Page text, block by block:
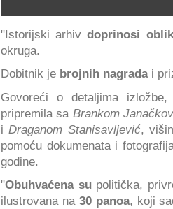
"Istorijski arhivdoprinosi
okruga.
Dobitnik je brojnih nagradai
Govoreći o detaljima izložbe,
pripremila sa Brankom
i Draganom Stanisavljević,
pomoću dokumenata i
godine.
"Obuhvaćena supolitička,
ilustrovana na 30 panoa, koji